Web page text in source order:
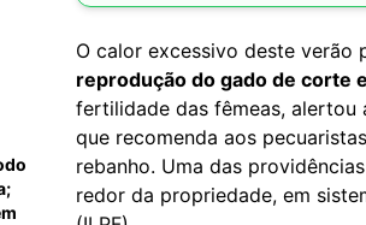
O calor excessivo deste verão
reprodução do gado de corte
fertilidade das fêmeas, alertou
que recomenda aos
rebanho. Uma das
redor da propriedade, em